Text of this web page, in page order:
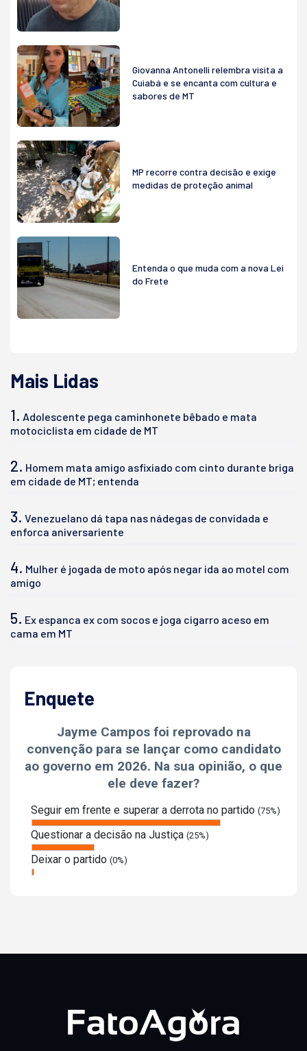
Giovanna Antonelli relembra visita a
Cuiabá e se encanta com cultura e
sabores de MT
MP recorre contra decisão e exige
medidas de proteção animal
Entenda o que muda com a nova Lei
do Frete
Mais Lidas
1. Adolescente pega caminhonete bêbado e mata
motociclista em cidade de MT
2. Homem mata amigo asfixiado com cinto durante briga
em cidade de MT; entenda
3. Venezuelano dá tapa nas nádegas de convidada e
enforca aniversariente
4. Mulher é jogada de moto após negar ida ao motel com
amigo
5. Ex espanca ex com socos e joga cigarro aceso em
cama em MT
Enquete
Jayme Campos foi reprovado na
convenção para se lançar como candidato
ao governo em 2026. Na sua opinião, o que
ele deve fazer?
Seguir em frente e superar a derrota no partido (75%)
Questionar a decisão na Justiça (25%)
Deixar o partido (0%)